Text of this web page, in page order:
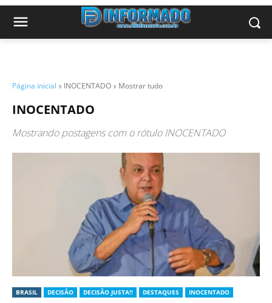
Página inicial INOCENTADO Mostrar tudo
INOCENTADO
Mostrando postagens com o rótuloINOCENTADO
BRASIL DECISÃO DECISÃO JUSTA!! DESTAQUES INOCENTADO